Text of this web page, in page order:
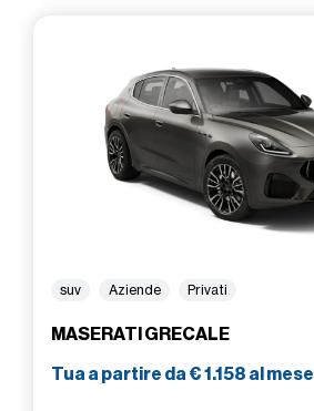
suv Aziende Privati
MASERATI GRECALE
Tua a partire da € 1.158 al mese